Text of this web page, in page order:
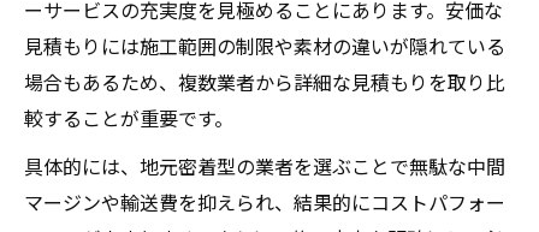
ーサービスの充実度を見極めることにあります。安価な
見積もりには施工範囲の制限や素材の違いが隠れている
場合もあるため、複数業者から詳細な見積もりを取り比
較することが重要です。
具体的には、地元密着型の業者を選ぶことで無駄な中間
マージンや輸送費を抑えられ、結果的にコストパフォー